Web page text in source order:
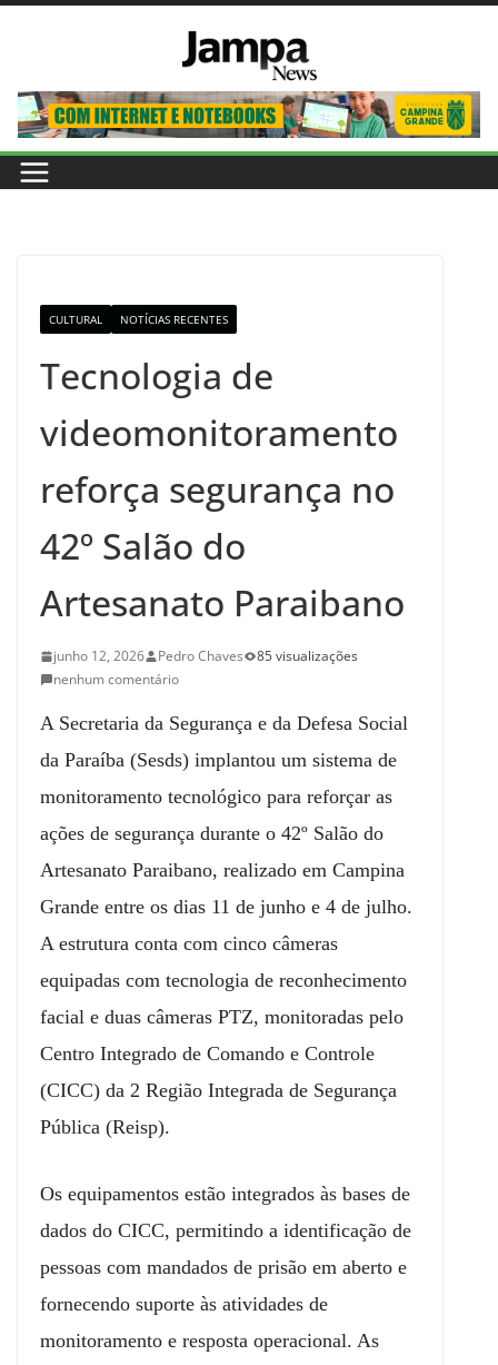
conteúdo
CULTURAL NOTÍCIAS RECENTES
Tecnologia de
videomonitoramento
reforça segurança no
42º Salão do
Artesanato Paraibano
junho 12, 2026 Pedro Chaves
85 visualizações
nenhum comentário
A Secretaria da Segurança e da Defesa Social
da Paraíba (Sesds) implantou um sistema de
monitoramento tecnológico para reforçar as
ações de segurança durante o 42º Salão do
Artesanato Paraibano, realizado em Campina
Grande entre os dias 11 de junho e 4 de julho.
A estrutura conta com cinco câmeras
equipadas com tecnologia de reconhecimento
facial e duas câmeras PTZ, monitoradas pelo
Centro Integrado de Comando e Controle
(CICC) da 2 Região Integrada de Segurança
Pública (Reisp).
Os equipamentos estão integrados às bases de
dados do CICC, permitindo a identificação de
pessoas com mandados de prisão em aberto e
fornecendo suporte às atividades de
monitoramento e resposta operacional. As